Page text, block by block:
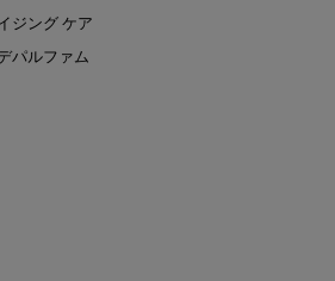
ジング ケア
パルファム